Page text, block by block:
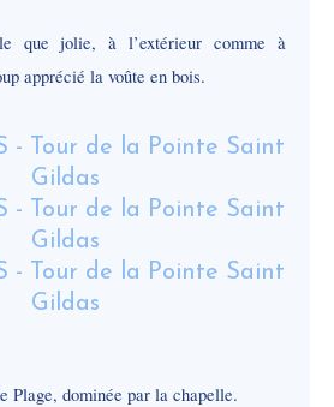
que jolie, à l’extérieur comme à
apprécié la voûte en bois.
Plage, dominée par la chapelle.